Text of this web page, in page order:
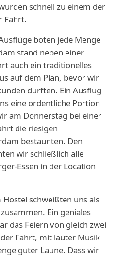
schnell zu einem der
Fahrt.
boten jede Menge
stand neben einer
auch ein traditionelles
auf dem Plan, bevor wir
durften. Ein Ausflug
eine ordentliche Portion
am Donnerstag bei einer
die riesigen
bestaunten. Den
wir schließlich alle
Essen in der Location
schweißten uns als
Ein geniales
das Feiern von gleich zwei
Fahrt, mit lauter Musik
guter Laune. Dass wir